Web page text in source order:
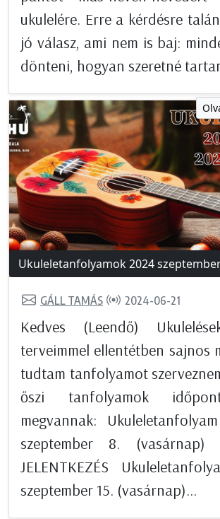
ukulelére. Erre a kérdésre
jó válasz, ami nem is baj:
dönteni, hogyan szeretné
Ukuleletanfolyamok 2024
GÁLL TAMÁS 2024-06-21
Kedves (Leendő)
terveimmel ellentétben sajnos
tudtam tanfolyamot
őszi tanfolyamok
megvannak:
szeptember 8. (vasárnap)
JELENTKEZÉS
szeptember 15. (vasárnap)...